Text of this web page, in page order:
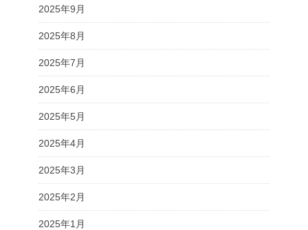
2025年9月
2025年8月
2025年7月
2025年6月
2025年5月
2025年4月
2025年3月
2025年2月
2025年1月